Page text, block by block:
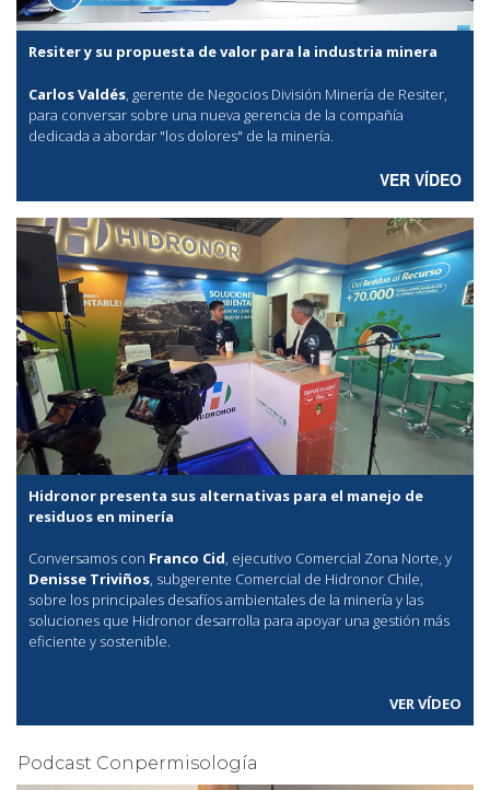
Resiter y su propuesta de valor para la industria minera
Carlos Valdés, gerente de Negocios División Minería de Resiter,
para conversar sobre una nueva gerencia de la compañía
dedicada a abordar "los dolores" de la minería.
VER VÍDEO
Hidronor presenta sus alternativas para el manejo de
residuos en minería
Conversamos con Franco Cid, ejecutivo Comercial Zona Norte, y
Denisse Triviños, subgerente Comercial de Hidronor Chile,
sobre los principales desafíos ambientales de la minería y las
soluciones que Hidronor desarrolla para apoyar una gestión más
eficiente y sostenible.
VER VÍDEO
Podcast Conpermisología